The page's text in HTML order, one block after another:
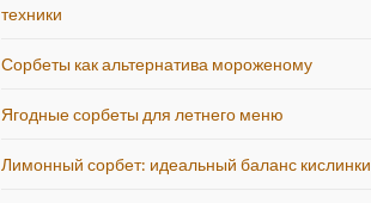
техники
Сорбеты как альтернатива мороженому
Ягодные сорбеты для летнего меню
Лимонный сорбет: идеальный баланс кислинки